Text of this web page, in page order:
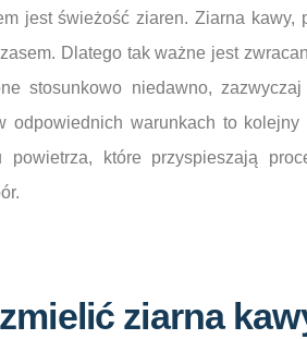
jest świeżość ziaren. Ziarna kawy,
Dlatego tak ważne jest
stosunkowo niedawno,
odpowiednich warunkach to
które przyspieszają
ziarna